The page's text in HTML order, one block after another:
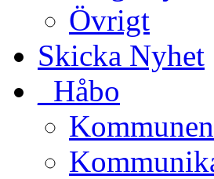
Övrigt
Skicka Nyhet
_Håbo